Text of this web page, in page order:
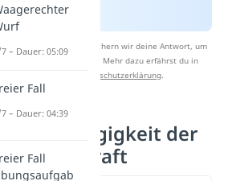
Nach Beantwortung speichern wir deine Antwort, um
Studyflix zu verbessern. Mehr dazu erfährst du in
Datenschutzerklärung.
Ortsabhängigkeit der
– Dauer: 05:09
Fall
– Dauer: 04:39
Fall